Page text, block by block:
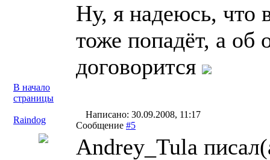
Ну, я надеюсь, что
тоже попадёт, а об
договорится
В начало
страницы
Raindog
Написано: 30.09.2008, 11:17
Сообщение #5
Andrey_Tula